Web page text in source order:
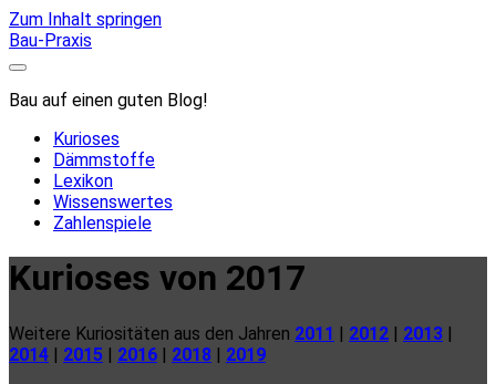
Zum Inhalt springen
Bau-Praxis
Bau auf einen guten Blog!
Kurioses
Dämmstoffe
Lexikon
Wissenswertes
Zahlenspiele
Kurioses von 2017
Weitere Kuriositäten aus den Jahren 2011 | 2012 | 2013 |
2014 | 2015 | 2016 | 2018 | 2019